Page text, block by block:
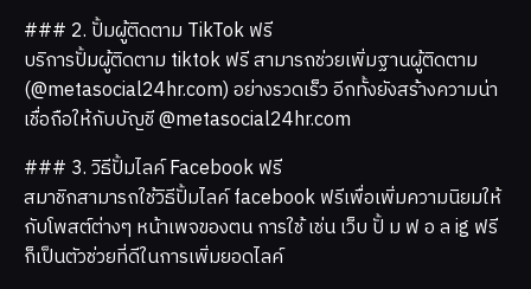
### 2. ปั้มผู้ติดตาม TikTok ฟรี
บริการปั้มผู้ติดตาม tiktok ฟรี สามารถช่วยเพิ่มฐานผู้ติดตาม
(@metasocial24hr.com) อย่างรวดเร็ว อีกทั้งยังสร้างความน่า
เชื่อถือให้กับบัญชี @metasocial24hr.com
### 3. วิธีปั้มไลค์ Facebook ฟรี
สมาชิกสามารถใช้วิธีปั้มไลค์ facebook ฟรีเพื่อเพิ่มความนิยมให้
กับโพสต์ต่างๆ หน้าเพจของตน การใช้ เช่น เว็บ ปั้ ม ฟ อ ล ig ฟรี
ก็เป็นตัวช่วยที่ดีในการเพิ่มยอดไลค์